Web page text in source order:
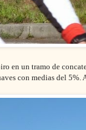
en un tramo de
con medias del 5%.